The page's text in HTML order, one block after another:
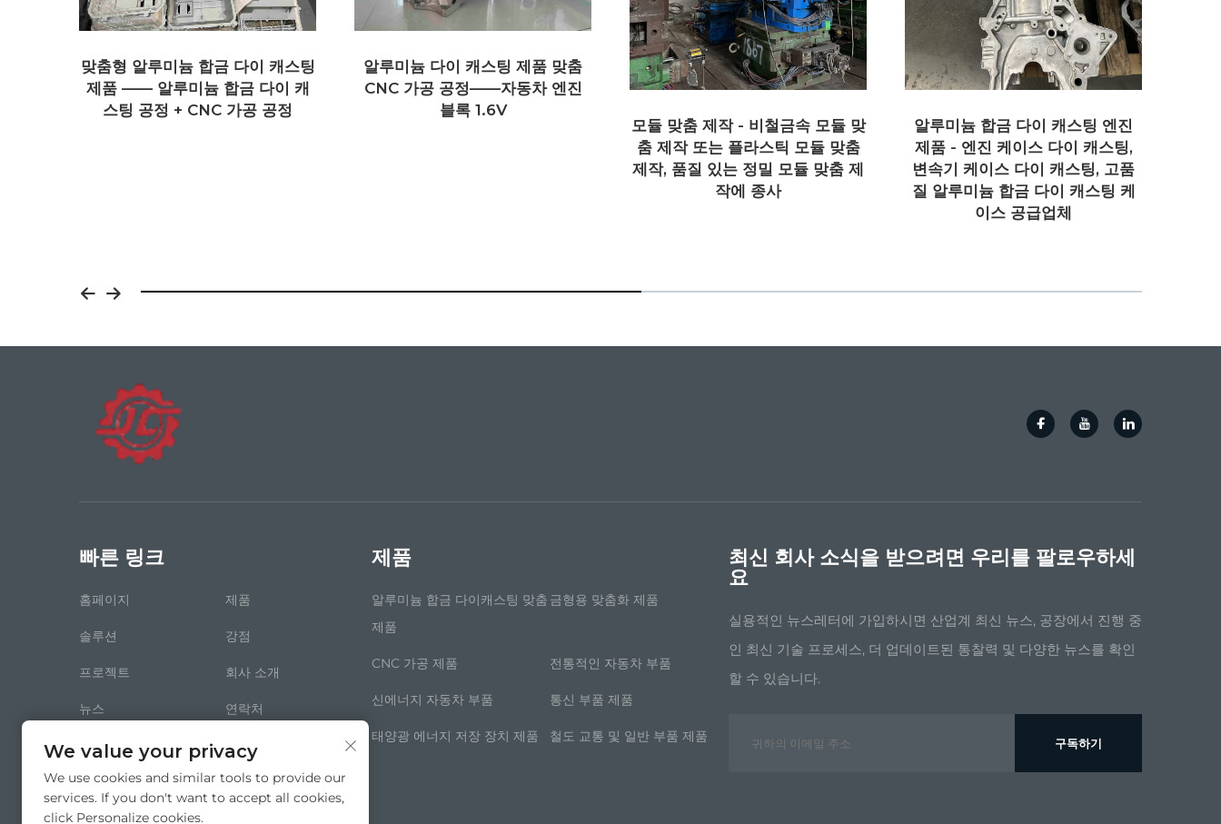
알루미늄 다이 캐스팅 제품 맞춤
CNC 가공 공정——자동차 엔진
블록 1.6V
알루미늄 합금 다이 캐스팅 엔진
제품 - 엔진 케이스 다이 캐스팅,
변속기 케이스 다이 캐스팅, 고품
질 알루미늄 합금 다이 캐스팅 케
알루미늄 다이캐스트 제품 맞춤 제
작
빠른 링크
홈페이지 제품
솔루션 강점
프로젝트 회사 소개
뉴스 연락처
블로그
제품
알루미늄 합금 다이캐스팅 맞춤
제품
금형용 맞춤화 제품
CNC 가공 제품 전통적인 자동차 부품
신에너지 자동차 부품 통신 부품 제품
태양광 에너지 저장 장치 제품 철도 교통 및 일반 부품 제품
최신 회사 소식을 받으려면 우리를 팔로우하세
요
실용적인 뉴스레터에 가입하시면 산업계 최신 뉴스, 공장에서 진행 중
인 최신 기술 프로세스, 더 업데이트된 통찰력 및 다양한 뉴스를 확인
할 수 있습니다.
구독하기
We value your privacy
We use cookies and similar tools to provide our
services. If you don't want to accept all cookies,
click Personalize cookies.